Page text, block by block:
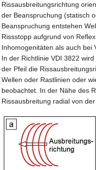
Rissausbreitungsrichtung
der Beanspruchung (statisch
Beanspruchung entstehen
Rissstopp aufgrund von
Inhomogenitäten als auch bei
In der Richtlinie VDI 3822
der Pfeil die
Wellen oder Rastlinien oder
beobachtet. In der Nähe des
Rissausbreitung radial von